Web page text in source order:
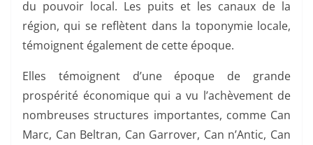
du pouvoir local. Les puits et les canaux de la
région, qui se reflètent dans la toponymie locale,
témoignent également de cette époque.
Elles témoignent d’une époque de grande
prospérité économique qui a vu l’achèvement de
nombreuses structures importantes, comme Can
Marc, Can Beltran, Can Garrover, Can n’Antic, Can